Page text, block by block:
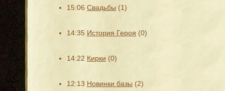
15:06 Свадьбы (1)
14:35 История Героя (0)
14:22 Кирки (0)
12:13 Новинки базы (2)